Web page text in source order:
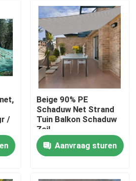
/
Beige 90% PE
Schaduw Net Strand
Tuin Balkon Schaduw
Zeil
Aanvraag sturen